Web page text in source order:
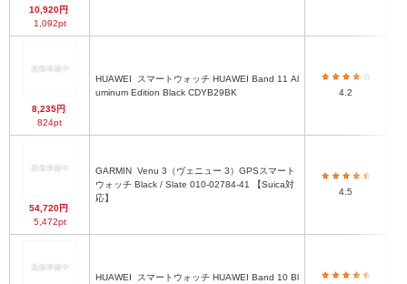
10,920円
1,092pt
8,235円
824pt
HUAWEI
uminum Edition Black CDYB29BK
4.2
54,720円
5,472pt
GARMIN
ウォッチ Black / Slate 010-02784-41 【Suica対
応】
4.5
HUAWEI